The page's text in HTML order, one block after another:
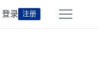
登录 注册